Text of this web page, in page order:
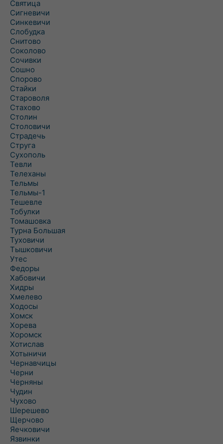
Святица
Сигневичи
Синкевичи
Слобудка
Снитово
Соколово
Сочивки
Сошно
Спорово
Стайки
Староволя
Стахово
Столин
Столовичи
Страдечь
Струга
Сухополь
Тевли
Телеханы
Тельмы
Тельмы-1
Тешевле
Тобулки
Томашовка
Турна Большая
Туховичи
Тышковичи
Утес
Федоры
Хабовичи
Хидры
Хмелево
Ходосы
Хомск
Хорева
Хоромск
Хотислав
Хотыничи
Чернавчицы
Черни
Черняны
Чудин
Чухово
Шерешево
Щерчово
Яечковичи
Язвинки